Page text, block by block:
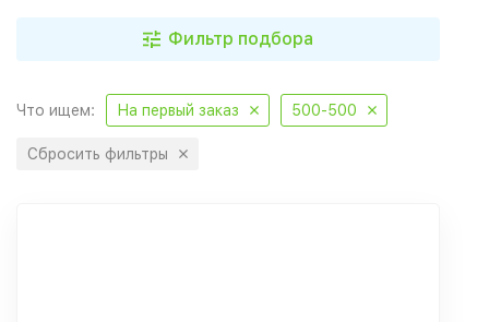
Фильтр подбора
Что ищем: На первый заказ 500-500
Сбросить фильтры